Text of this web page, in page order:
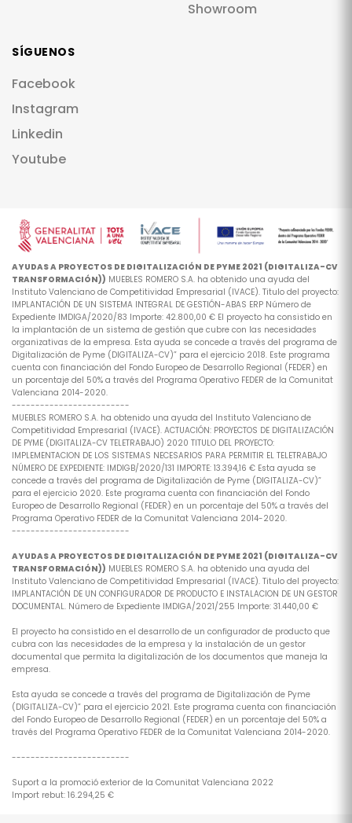
Showroom
SÍGUENOS
Facebook
Instagram
Linkedin
Youtube
AYUDAS A PROYECTOS DE DIGITALIZACIÓN DE PYME 2021 (DIGITALIZA-CV
TRANSFORMACIÓN)) MUEBLES ROMERO S.A. ha obtenido una ayuda del
Instituto Valenciano de Competitividad Empresarial (IVACE). Titulo del proyecto:
IMPLANTACIÓN DE UN SISTEMA INTEGRAL DE GESTIÓN-ABAS ERP Número de
Expediente IMDIGA/2020/83 Importe: 42.800,00 € El proyecto ha consistido en
la implantación de un sistema de gestión que cubre con las necesidades
organizativas de la empresa. Esta ayuda se concede a través del programa de
Digitalización de Pyme (DIGITALIZA-CV)” para el ejercicio 2018. Este programa
cuenta con financiación del Fondo Europeo de Desarrollo Regional (FEDER) en
un porcentaje del 50% a través del Programa Operativo FEDER de la Comunitat
Valenciana 2014-2020.
-------------------------
MUEBLES ROMERO S.A. ha obtenido una ayuda del Instituto Valenciano de
Competitividad Empresarial (IVACE). ACTUACIÓN: PROYECTOS DE DIGITALIZACIÓN
DE PYME (DIGITALIZA-CV TELETRABAJO) 2020 TITULO DEL PROYECTO:
IMPLEMENTACION DE LOS SISTEMAS NECESARIOS PARA PERMITIR EL TELETRABAJO
NÚMERO DE EXPEDIENTE: IMDIGB/2020/131 IMPORTE: 13.394,16 € Esta ayuda se
concede a través del programa de Digitalización de Pyme (DIGITALIZA-CV)”
para el ejercicio 2020. Este programa cuenta con financiación del Fondo
Europeo de Desarrollo Regional (FEDER) en un porcentaje del 50% a través del
Programa Operativo FEDER de la Comunitat Valenciana 2014-2020.
-------------------------
AYUDAS A PROYECTOS DE DIGITALIZACIÓN DE PYME 2021 (DIGITALIZA-CV
TRANSFORMACIÓN)) MUEBLES ROMERO S.A. ha obtenido una ayuda del
Instituto Valenciano de Competitividad Empresarial (IVACE). Titulo del proyecto:
IMPLANTACIÓN DE UN CONFIGURADOR DE PRODUCTO E INSTALACION DE UN GESTOR
DOCUMENTAL. Número de Expediente IMDIGA/2021/255 Importe: 31.440,00 €
El proyecto ha consistido en el desarrollo de un configurador de producto que
cubra con las necesidades de la empresa y la instalación de un gestor
documental que permita la digitalización de los documentos que maneja la
empresa.
Esta ayuda se concede a través del programa de Digitalización de Pyme
(DIGITALIZA-CV)” para el ejercicio 2021. Este programa cuenta con financiación
del Fondo Europeo de Desarrollo Regional (FEDER) en un porcentaje del 50% a
través del Programa Operativo FEDER de la Comunitat Valenciana 2014-2020.
-------------------------
Suport a la promoció exterior de la Comunitat Valenciana 2022
Import rebut: 16.294,25 €